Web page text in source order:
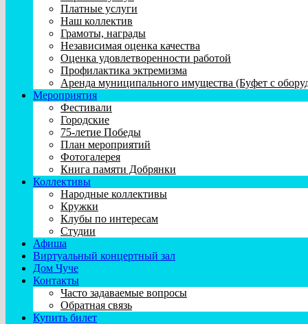
Платные услуги
Наш коллектив
Грамоты, награды
Независимая оценка качества
Оценка удовлетворенности работой
Профилактика эктремизма
Аренда муниципального имущества (Буфет с
Мероприятия
Фестивали
Городские
75-летие Победы
План мероприятий
Фотогалерея
Книга памяти Добрянки
Коллективы
Народные коллективы
Кружки
Клубы по интересам
Студии
Афиша
Виртуальный концертный зал
Дом Чуче
Контакты
Часто задаваемые вопросы
Обратная связь
Купить билет